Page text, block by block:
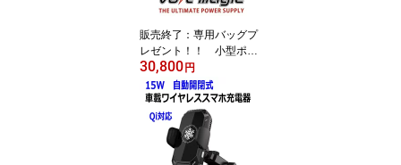
キャンプ
販売終了：専用バッグプ
レゼント！！ 小型ポー
タブル電源 ボルトマジッ
ク PB450 タフ ワイルド
電源 ラジコンバッテリ
ー 大容量 三元系（NC
M）バッテリー ソーラ
ーパネル充電対応 PSE
30,800円